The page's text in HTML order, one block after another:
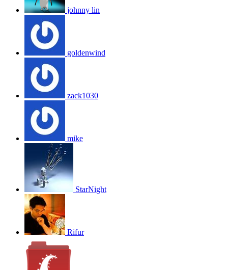
johnny lin
goldenwind
zack1030
mike
StarNight
Rifur